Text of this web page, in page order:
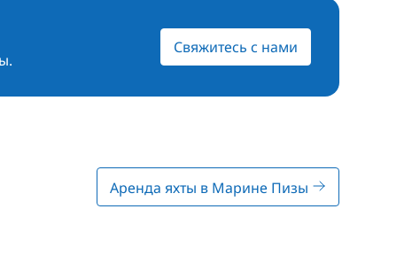
Свяжитесь с нами
Аренда яхты в Марине Пизы